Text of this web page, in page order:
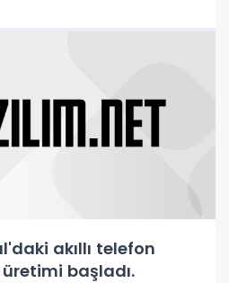
akıllı telefon
başladı.